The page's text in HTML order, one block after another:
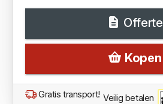
Offerte
Kopen
Gratis transport! Veilig betalen